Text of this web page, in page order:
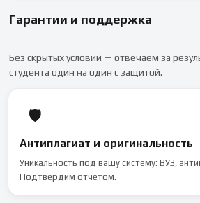
Гарантии и поддержка
Без скрытых условий — отвечаем за
студента один на один с защитой.
🛡
Антиплагиат и оригинальность
Уникальность под вашу систему: ВУЗ,
Подтвердим отчётом.